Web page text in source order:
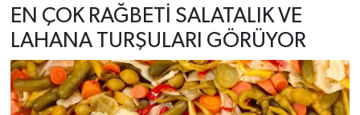
EN ÇOK RAĞBETİ SALATALIK VE
LAHANA TURŞULARI GÖRÜYOR